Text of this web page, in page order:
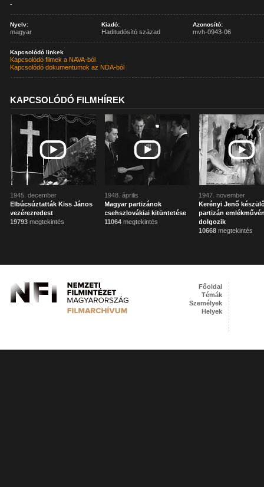
-
Nyelv:
magyar
Kiadó:
Haditudósító század
Azonosító:
mvh-0943-06
Kapcsolódó linkek
Kapcsolódó filmek a NAVA-ból
Kapcsolódó dokumentumok az NDA-ból
KAPCSOLÓDÓ FILMHÍREK
1945. december
Elbúcsúztatták Kiss János
vezérezredest
19793 megtekintés
1948. április
Magyar partizánok
csehszlovákiai kitüntetése
11064 megtekintés
1947. november
Kerényi Jenő
partizán
dolgozik
10668 megtekintés
Főoldal
Témák
Személyek
Helyek